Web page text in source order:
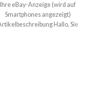
Ihre eBay-Anzeige (wird auf
Smartphones angezeigt)
Hallo, Sie